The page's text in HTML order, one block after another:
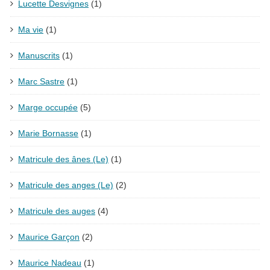
Lucette Desvignes (1)
Ma vie (1)
Manuscrits (1)
Marc Sastre (1)
Marge occupée (5)
Marie Bornasse (1)
Matricule des ânes (Le) (1)
Matricule des anges (Le) (2)
Matricule des auges (4)
Maurice Garçon (2)
Maurice Nadeau (1)